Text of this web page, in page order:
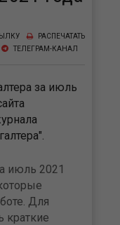
РАСПЕЧАТАТЬ
ТЕЛЕГРАМ-КАНАЛ
за июль
июль 2021
Для
краткие